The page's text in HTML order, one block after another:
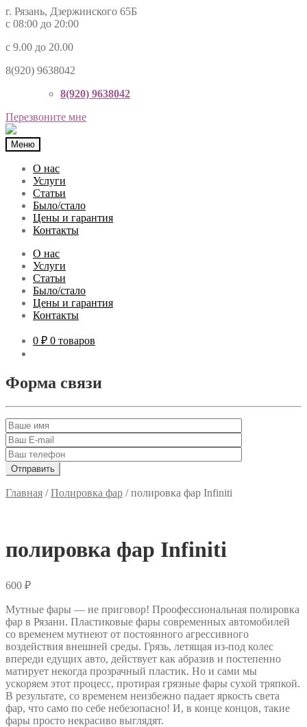
г. Рязань, Дзержинского 65Б
с 08:00 до 20:00
с 9.00 до 20.00
8(920) 9638042
8(920) 9638042
Перезвоните мне
Меню
О нас
Услуги
Статьи
Было/стало
Цены и гарантия
Контакты
О нас
Услуги
Статьи
Было/стало
Цены и гарантия
Контакты
0 ₽ 0 товаров
Форма связи
Главная /Полировка фар /полировка фар Infiniti
полировка фар Infiniti
600 ₽
Мутные фары — не приговор! Проофессиональная полировка
фар в Рязани. Пластиковые фары современных автомобилей
со временем мутнеют от постоянного агрессивного
воздействия внешней среды. Грязь, летящая из-под колес
впереди едущих авто, действует как абразив и постепенно
матирует некогда прозрачный пластик. Но и сами мы
ускоряем этот процесс, протирая грязные фары сухой тряпкой.
В результате, со временем неизбежно падает яркость света
фар, что само по себе небезопасно! И, в конце концов, такие
фары просто некрасиво выглядят.